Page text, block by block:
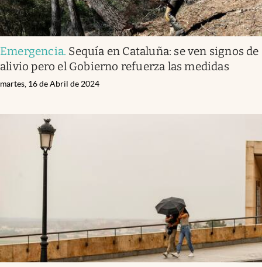
Emergencia. Sequía en Cataluña: se ven signos de
alivio pero el Gobierno refuerza las medidas
martes, 16 de Abril de 2024